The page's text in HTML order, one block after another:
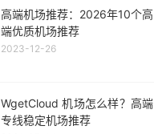
高端机场推荐：2026年10个高
端优质机场推荐
2023-12-26
WgetCloud 机场怎么样？高端
专线稳定机场推荐